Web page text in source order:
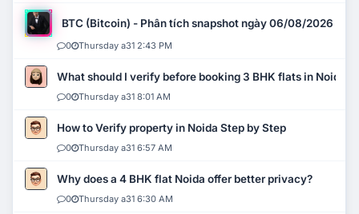
BTC (Bitcoin) - Phân tích snapshot ngày 06/08/2026
0 Thursday a31 2:43 PM
What should I verify before booking 3 BHK flats in Noida?
0 Thursday a31 8:01 AM
How to Verify property in Noida Step by Step
0 Thursday a31 6:57 AM
Why does a 4 BHK flat Noida offer better privacy?
0 Thursday a31 6:30 AM